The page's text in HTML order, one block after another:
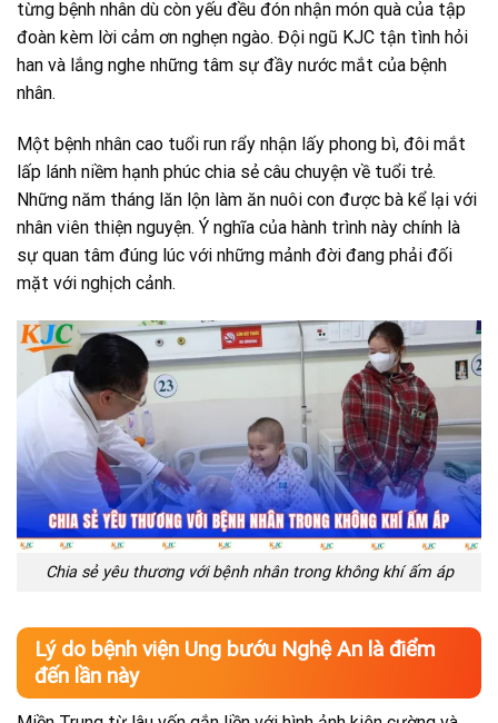
từng bệnh nhân dù còn yếu đều đón nhận món quà của tập
đoàn kèm lời cảm ơn nghẹn ngào. Đội ngũ KJC tận tình hỏi
han và lắng nghe những tâm sự đầy nước mắt của bệnh
nhân.
Một bệnh nhân cao tuổi run rẩy nhận lấy phong bì, đôi mắt
lấp lánh niềm hạnh phúc chia sẻ câu chuyện về tuổi trẻ.
Những năm tháng lăn lộn làm ăn nuôi con được bà kể lại với
nhân viên thiện nguyện. Ý nghĩa của hành trình này chính là
sự quan tâm đúng lúc với những mảnh đời đang phải đối
mặt với nghịch cảnh.
Chia sẻ yêu thương với bệnh nhân trong không khí ấm áp
Lý do bệnh viện Ung bướu Nghệ An là điểm
đến lần này